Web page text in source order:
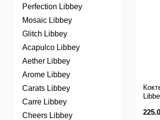
Perfection Libbey
Mosaic Libbey
Glitch Libbey
Acapulco Libbey
Aether Libbey
Arome Libbey
Carats Libbey
Carre Libbey
Cheers Libbey